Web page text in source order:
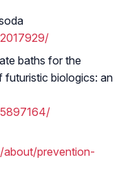
baths for the
futuristic biologics: an
prevention-